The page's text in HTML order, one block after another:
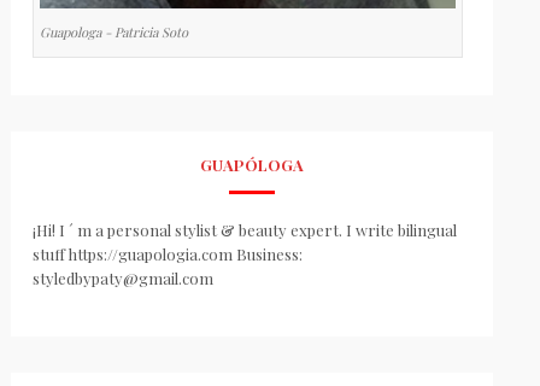
Guapologa - Patricia Soto
GUAPÓLOGA
¡Hi! I ´ m a personal stylist & beauty expert. I write bilingual
stuff https://guapologia.com Business:
styledbypaty@gmail.com